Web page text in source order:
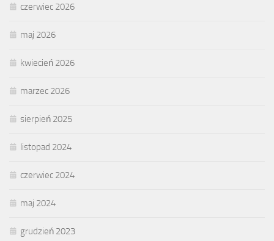
czerwiec 2026
maj 2026
kwiecień 2026
marzec 2026
sierpień 2025
listopad 2024
czerwiec 2024
maj 2024
grudzień 2023